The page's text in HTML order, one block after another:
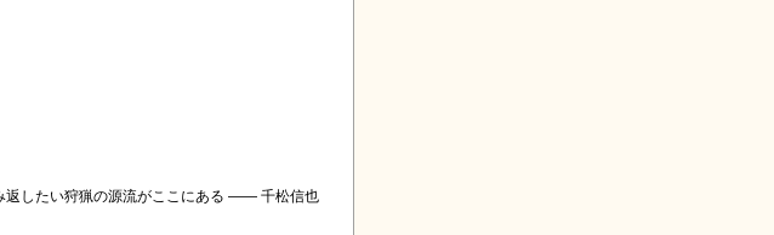
返したい狩猟の源流がここにある ―― 千松信也